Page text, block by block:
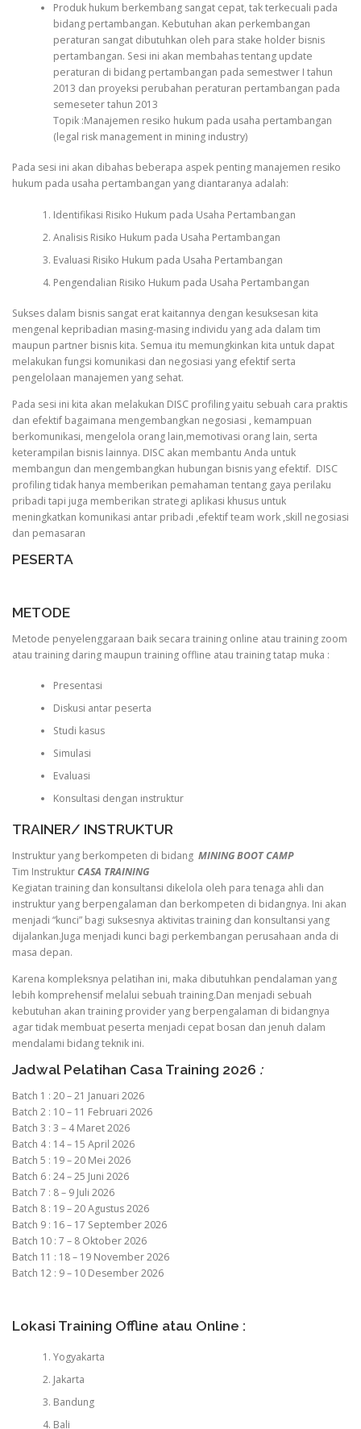
Produk hukum berkembang sangat cepat, tak terkecuali pada
bidang pertambangan. Kebutuhan akan perkembangan
peraturan sangat dibutuhkan oleh para stake holder bisnis
pertambangan. Sesi ini akan membahas tentang update
peraturan di bidang pertambangan pada semestwer I tahun
2013 dan proyeksi perubahan peraturan pertambangan pada
semeseter tahun 2013
Topik :Manajemen resiko hukum pada usaha pertambangan
(legal risk management in mining industry)
Pada sesi ini akan dibahas beberapa aspek penting manajemen resiko
hukum pada usaha pertambangan yang diantaranya adalah:
Identifikasi Risiko Hukum pada Usaha Pertambangan
Analisis Risiko Hukum pada Usaha Pertambangan
Evaluasi Risiko Hukum pada Usaha Pertambangan
Pengendalian Risiko Hukum pada Usaha Pertambangan
Sukses dalam bisnis sangat erat kaitannya dengan kesuksesan kita
mengenal kepribadian masing-masing individu yang ada dalam tim
maupun partner bisnis kita. Semua itu memungkinkan kita untuk dapat
melakukan fungsi komunikasi dan negosiasi yang efektif serta
pengelolaan manajemen yang sehat.
Pada sesi ini kita akan melakukan DISC profiling yaitu sebuah cara praktis
dan efektif bagaimana mengembangkan negosiasi , kemampuan
berkomunikasi, mengelola orang lain,memotivasi orang lain, serta
keterampilan bisnis lainnya. DISC akan membantu Anda untuk
membangun dan mengembangkan hubungan bisnis yang efektif. DISC
profiling tidak hanya memberikan pemahaman tentang gaya perilaku
pribadi tapi juga memberikan strategi aplikasi khusus untuk
meningkatkan komunikasi antar pribadi ,efektif team work ,skill negosiasi
dan pemasaran
PESERTA
METODE
Metode penyelenggaraan baik secara training online atau training zoom
atau training daring maupun training offline atau training tatap muka :
Presentasi
Diskusi antar peserta
Studi kasus
Simulasi
Evaluasi
Konsultasi dengan instruktur
TRAINER/ INSTRUKTUR
Instruktur yang berkompeten di bidang MINING BOOT CAMP
Tim InstrukturCASA TRAINING
Kegiatan training dan konsultansi dikelola oleh para tenaga ahli dan
instruktur yang berpengalaman dan berkompeten di bidangnya. Ini akan
menjadi “kunci” bagi suksesnya aktivitas training dan konsultansi yang
dijalankan.Juga menjadi kunci bagi perkembangan perusahaan anda di
masa depan.
Karena kompleksnya pelatihan ini, maka dibutuhkan pendalaman yang
lebih komprehensif melalui sebuah training.Dan menjadi sebuah
kebutuhan akan training provider yang berpengalaman di bidangnya
agar tidak membuat peserta menjadi cepat bosan dan jenuh dalam
mendalami bidang teknik ini.
Jadwal Pelatihan Casa Training 2026 :
Batch 1 : 20 – 21 Januari 2026
Batch 2 : 10 – 11 Februari 2026
Batch 3 : 3 – 4 Maret 2026
Batch 4 : 14 – 15 April 2026
Batch 5 : 19 – 20 Mei 2026
Batch 6 : 24 – 25 Juni 2026
Batch 7 : 8 – 9 Juli 2026
Batch 8 : 19 – 20 Agustus 2026
Batch 9 : 16 – 17 September 2026
Batch 10 : 7 – 8 Oktober 2026
Batch 11 : 18 – 19 November 2026
Batch 12 : 9 – 10 Desember 2026
Lokasi Training Offline atau Online :
Yogyakarta
Jakarta
Bandung
Bali